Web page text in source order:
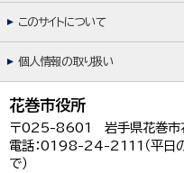
このサイトについて
個人情報の取り扱い
花巻市役所
〒025-8601 岩手県花巻市
電話：0198-24-2111（平日
で）